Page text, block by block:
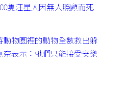
隻汪星人因無人照顧而死
動物園裡的動物全數救出躲
表示：牠們只能接受安樂